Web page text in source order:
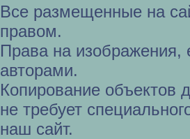
Все размещенные на
правом.
Права на изображения,
авторами.
Копирование объектов
не требует
наш сайт.